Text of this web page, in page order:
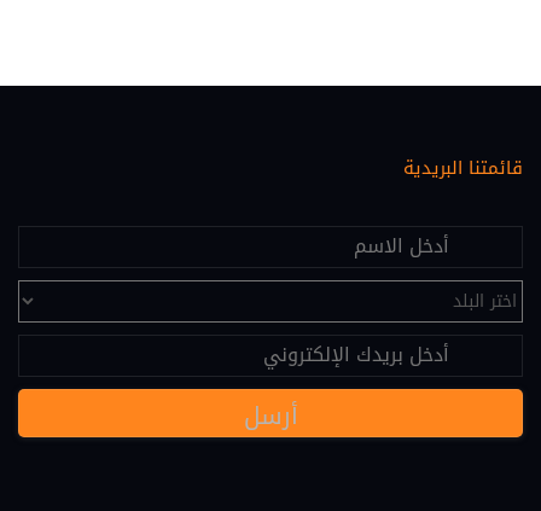
عقاري (30)
علم النفس (25)
تحكيم (24)
عقود دولية (24)
نصوص قانونية (20)
مسؤولية طبية (19)
قائمتنا البريدية